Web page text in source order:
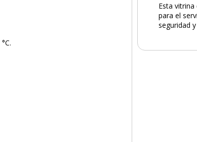
PRODUCTO AÑADIDO AL CARRITO
Esta
para el
seguridad